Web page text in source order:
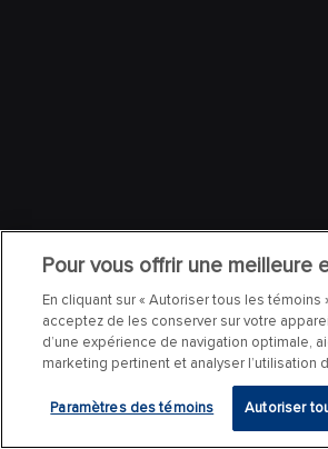
Pour vous offrir une meilleure
En cliquant sur « Autoriser tous les témoins
acceptez de les conserver sur votre
d’une expérience de navigation optimale,
marketing pertinent et analyser l’utilisation
Paramètres des témoins Autoriser